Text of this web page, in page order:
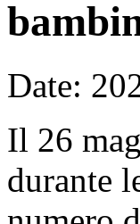
Date:
Il 26
durante